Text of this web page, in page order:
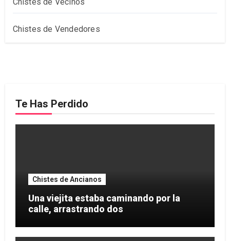
Chistes de Vendedores
Te Has Perdido
Chistes de Ancianos
Una viejita estaba caminando por la
calle, arrastrando dos